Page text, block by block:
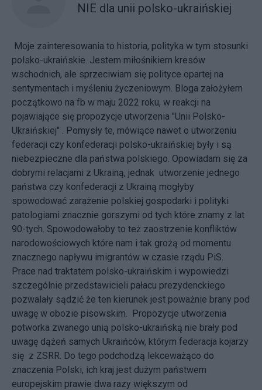
NIE dla unii polsko-ukraińskiej
Moje zainteresowania to historia, polityka w tym stosunki
polsko-ukraińskie. Jestem miłośnikiem kresów
wschodnich, ale sprzeciwiam się polityce opartej na
sentymentach i myśleniu życzeniowym. Bloga założyłem
początkowo na fb w maju 2022 roku, w reakcji na
pojawiające się propozycje utworzenia "Unii Polsko-
Ukraińskiej" . Pomysły te, mówiące nawet o utworzeniu
federacji czy konfederacji polsko-ukraińskiej były i są
niebezpieczne dla państwa polskiego. Opowiadam się za
dobrymi relacjami z Ukrainą, jednak utworzenie jednego
państwa czy konfederacji z Ukrainą mogłyby
spowodować zarażenie polskiej gospodarki i polityki
patologiami znacznie gorszymi od tych które znamy z lat
90-tych. Spowodowałoby to też zaostrzenie konfliktów
narodowościowych które nam i tak grożą od momentu
znacznego napływu imigrantów w czasie rządu PiS.
Prace nad traktatem polsko-ukraińskim i wypowiedzi
szczególnie przedstawicieli pałacu prezydenckiego
pozwalały sądzić że ten kierunek jest poważnie brany pod
uwagę w obozie pisowskim. Propozycje utworzenia
potworka zwanego unią polsko-ukraińską nie brały pod
uwagę dążeń samych Ukraińców, którym federacja kojarzy
się z ZSRR. Do tego podchodzą lekceważąco do
znaczenia Polski, ich kraj jest dużym państwem
europejskim prawie dwa razy większym od